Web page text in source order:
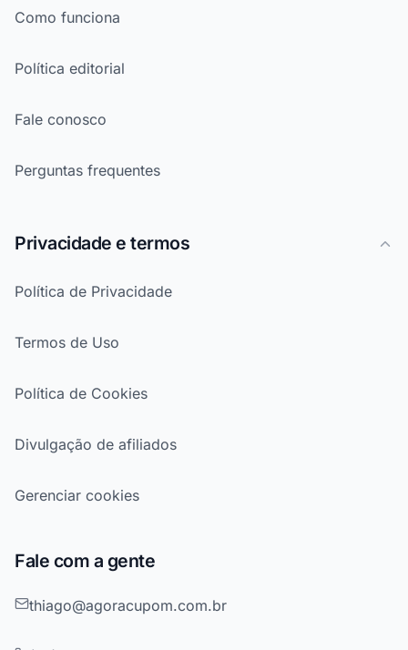
Como funciona
Política editorial
Fale conosco
Perguntas frequentes
Privacidade e termos
Política de Privacidade
Termos de Uso
Política de Cookies
Divulgação de afiliados
Gerenciar cookies
Fale com a gente
thiago@agoracupom.com.br